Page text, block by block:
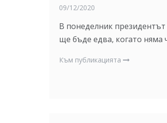
09/12/2020
В понеделник
ще бъде едва, когато няма
Към публикацията